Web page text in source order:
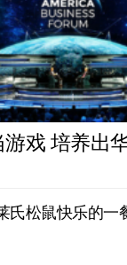
戏 培养出
氏松鼠快乐的一